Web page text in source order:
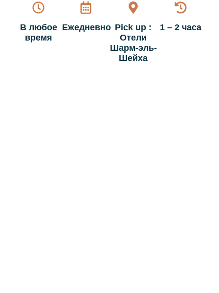
В любое
время
Ежедневно Pick up :
Отели
Шарм-эль-
Шейха
1 – 2 часа